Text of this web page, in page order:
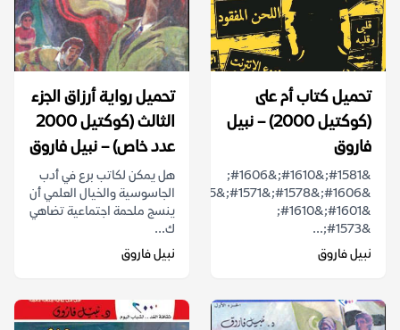
تحميل كتاب أم على
(كوكتيل 2000) – نبيل
فاروق
&#1581;&#1610;&#1606;
&#1606;&#1578;&#1571;&#1605;&#1604;
&#1601;&#1610;
&#1573;...
نبيل فاروق
تحميل رواية أرزاق الجزء
الثالث (كوكتيل 2000
عدد خاص) – نبيل فاروق
هل يمكن لكاتب برع في أدب
الجاسوسية والخيال العلمي أن
ينسج ملحمة اجتماعية تضاهي
ك...
نبيل فاروق